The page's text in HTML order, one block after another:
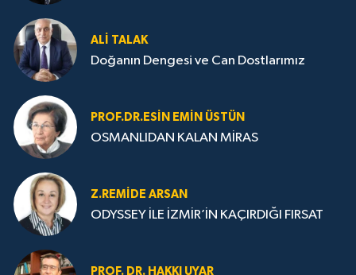
ALI TALAK
Doğanın Dengesi ve Can Dostlarımız
PROF.DR.ESIN EMIN ÜSTÜN
OSMANLIDAN KALAN MİRAS
Z.REMIDE ARSAN
ODYSSEY İLE İZMİR’İN KAÇIRDIĞI FIRSAT
PROF. DR. HAKKI UYAR